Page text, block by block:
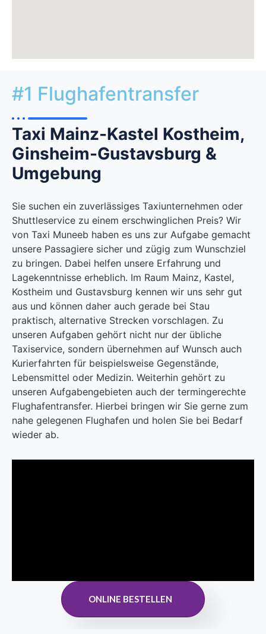
#1 Flughafentransfer
Taxi Mainz-Kastel Kostheim,
Ginsheim-Gustavsburg &
Umgebung
Sie suchen ein zuverlässiges Taxiunternehmen oder
Shuttleservice zu einem erschwinglichen Preis? Wir
von Taxi Muneeb haben es uns zur Aufgabe gemacht
unsere Passagiere sicher und zügig zum Wunschziel
zu bringen. Dabei helfen unsere Erfahrung und
Lagekenntnisse erheblich. Im Raum Mainz, Kastel,
Kostheim und Gustavsburg kennen wir uns sehr gut
aus und können daher auch gerade bei Stau
praktisch, alternative Strecken vorschlagen. Zu
unseren Aufgaben gehört nicht nur der übliche
Taxiservice, sondern übernehmen auf Wunsch auch
Kurierfahrten für beispielsweise Gegenstände,
Lebensmittel oder Medizin. Weiterhin gehört zu
unseren Aufgabengebieten auch der termingerechte
Flughafentransfer. Hierbei bringen wir Sie gerne zum
nahe gelegenen Flughafen und holen Sie bei Bedarf
wieder ab.
ONLINE BESTELLEN